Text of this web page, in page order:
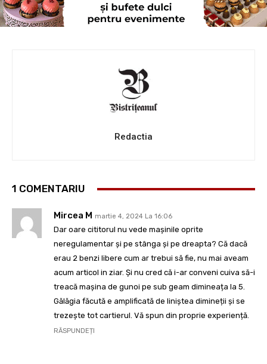
Redactia
1 COMENTARIU
Mircea M martie 4, 2024 La 16:06
Dar oare cititorul nu vede mașinile oprite
neregulamentar și pe stânga și pe dreapta? Că dacă
erau 2 benzi libere cum ar trebui să fie, nu mai aveam
acum articol in ziar. Și nu cred că i-ar conveni cuiva să-i
treacă mașina de gunoi pe sub geam dimineața la 5.
Gălăgia făcută e amplificată de liniștea dimineții și se
trezește tot cartierul. Vă spun din proprie experiență.
RĂSPUNDEȚI